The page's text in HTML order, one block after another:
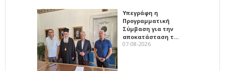
Υπεγράφη η
Προγραμματική
Σύμβαση για την
αποκατάσταση τ…
07-08-2026